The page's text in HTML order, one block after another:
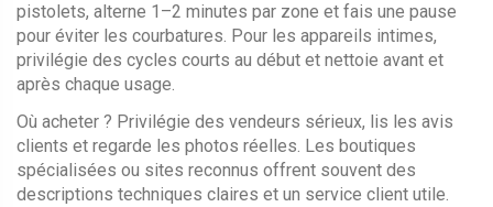
pistolets, alterne 1–2 minutes par zone et fais une pause
pour éviter les courbatures. Pour les appareils intimes,
privilégie des cycles courts au début et nettoie avant et
après chaque usage.
Où acheter ? Privilégie des vendeurs sérieux, lis les avis
clients et regarde les photos réelles. Les boutiques
spécialisées ou sites reconnus offrent souvent des
descriptions techniques claires et un service client utile.